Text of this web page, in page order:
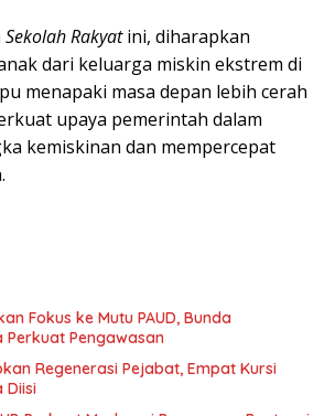
Sekolah Rakyatini, diharapkan
dari keluarga miskin ekstrem di
menapaki masa depan lebih cerah
upaya pemerintah dalam
kemiskinan dan mempercepat
Fokus ke Mutu PAUD, Bunda
Pengawasan
Regenerasi Pejabat, Empat Kursi
Diisi